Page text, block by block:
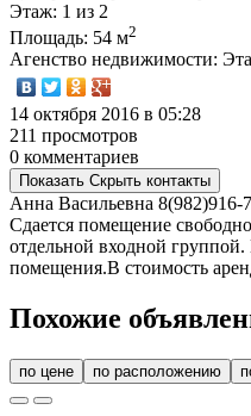
Этаж: 1 из 2
Площадь: 54 м2
Агенство недвижимости:
14 октября 2016 в 05:28
211 просмотров
0 комментариев
Показать Скрыть контакты
Анна Васильевна 8(982)916-
Сдается помещение
отдельной входной
помещения.В стоимость
Похожие
по цене по расположению